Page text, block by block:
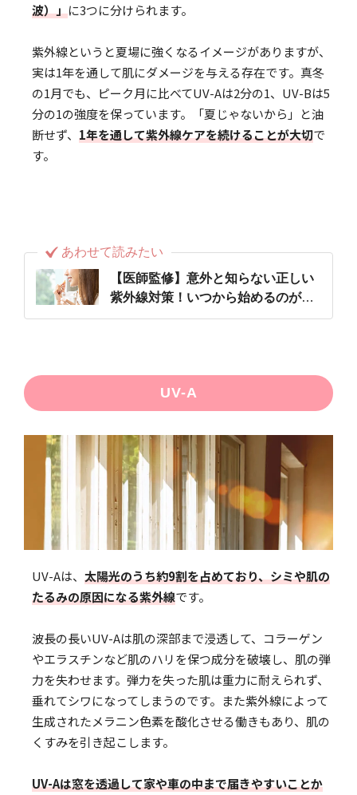
波）」に3つに分けられます。
紫外線というと夏場に強くなるイメージがありますが、
実は1年を通して肌にダメージを与える存在です。真冬
の1月でも、ピーク月に比べてUV-Aは2分の1、UV-Bは5
分の1の強度を保っています。「夏じゃないから」と油
断せず、 1年を通して紫外線ケアを続けることが大切で
す。
あわせて読みたい
【医師監修】意外と知らない正しい
紫外線対策！いつから始めるのが正
解？
UV-A
UV-Aは、 太陽光のうち約9割を占めており、シミや肌の
たるみの原因になる紫外線です。
波長の長いUV-Aは肌の深部まで浸透して、コラーゲン
やエラスチンなど肌のハリを保つ成分を破壊し、肌の弾
力を失わせます。弾力を失った肌は重力に耐えられず、
垂れてシワになってしまうのです。また紫外線によって
生成されたメラニン色素を酸化させる働きもあり、肌の
くすみを引き起こします。
UV-Aは窓を透過して家や車の中まで届きやすいことか